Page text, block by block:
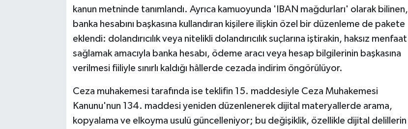
kanun metninde tanımlandı. Ayrıca kamuoyunda 'IBAN mağdurları' olarak bilinen,
banka hesabını başkasına kullandıran kişilere ilişkin özel bir düzenleme de pakete
eklendi: dolandırıcılık veya nitelikli dolandırıcılık suçlarına iştirakin, haksız menfaat
sağlamak amacıyla banka hesabı, ödeme aracı veya hesap bilgilerinin başkasına
verilmesi fiiliyle sınırlı kaldığı hâllerde cezada indirim öngörülüyor.
Ceza muhakemesi tarafında ise teklifin 15. maddesiyle Ceza Muhakemesi
Kanunu'nun 134. maddesi yeniden düzenlenerek dijital materyallerde arama,
kopyalama ve elkoyma usulü güncelleniyor; bu değişiklik, özellikle dijital delillerin